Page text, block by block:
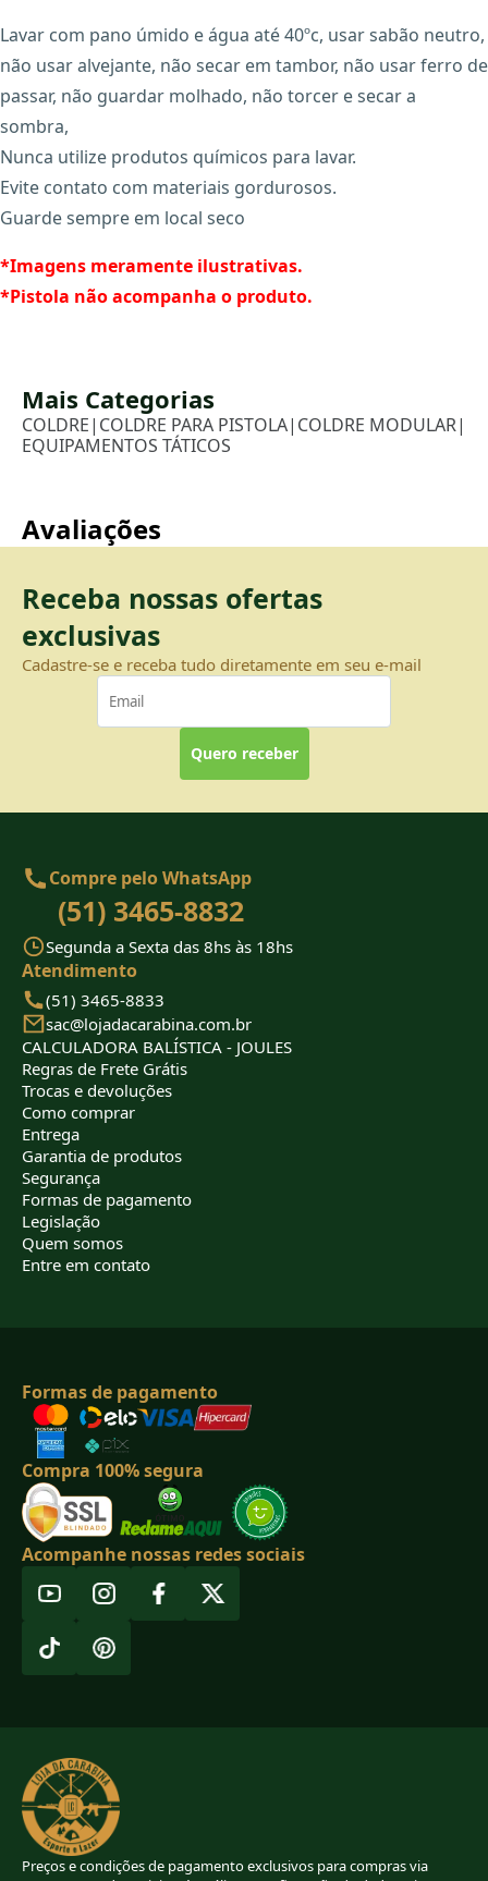
Lavar com pano úmido e água até 40ºc, usar sabão neutro,
não usar alvejante, não secar em tambor, não usar ferro de
passar, não guardar molhado, não torcer e secar a
sombra,
Nunca utilize produtos químicos para lavar.
Evite contato com materiais gordurosos.
Guarde sempre em local seco
*Imagens meramente ilustrativas.
*Pistola não acompanha o produto.
Mais Categorias
COLDRE| COLDRE PARA PISTOLA| COLDRE MODULAR|
EQUIPAMENTOS TÁTICOS
Avaliações
Receba nossas ofertas
exclusivas
Cadastre-se e receba tudo diretamente em seu e-mail
Quero receber
Compre pelo WhatsApp
(51) 3465-8832
Segunda a Sexta das 8hs às 18hs
Atendimento
(51) 3465-8833
sac@lojadacarabina.com.br
CALCULADORA BALÍSTICA - JOULES
Regras de Frete Grátis
Trocas e devoluções
Como comprar
Entrega
Garantia de produtos
Segurança
Formas de pagamento
Legislação
Quem somos
Entre em contato
Formas de pagamento
Compra 100% segura
Acompanhe nossas redes sociais
Preços e condições de pagamento exclusivos para compras via